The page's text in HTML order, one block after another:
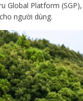
Global Platform
người dùng.